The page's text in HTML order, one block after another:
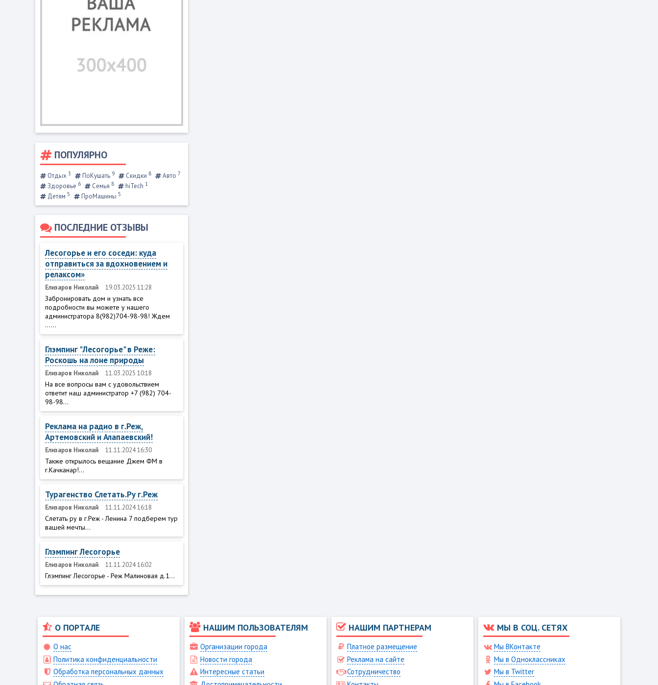
ПОПУЛЯРНО
Отдых 3 ПоКушать 9 Скидки 8 Авто 7
Здоровье 6 Семья 8 hiTech 1
Детям 5 ПроМашины 5
ПОСЛЕДНИЕ ОТЗЫВЫ
Лесогорье и его соседи: куда
отправиться за вдохновением и
релаксом»
Елизаров Николай 19.03.2025 11:28
Забронировать дом и узнать все
подробности вы можете у нашего
администратора 8(982)704-98-98! Ждем
......
Глэмпинг "Лесогорье" в Реже:
Роскошь на лоне природы
Елизаров Николай 11.03.2025 10:18
На все вопросы вам с удовольствием
ответит наш администратор +7 (982) 704-
98-98...
Реклама на радио в г.Реж,
Артемовский и Алапаевский!
Елизаров Николай 11.11.2024 16:30
Также открылось вещание Джем ФМ в
г.Качканар!...
Турагенство Слетать.Ру г.Реж
Елизаров Николай 11.11.2024 16:18
Слетать ру в г.Реж - Ленина 7 подберем тур
вашей мечты...
Глэмпинг Лесогорье
Елизаров Николай 11.11.2024 16:02
Глэмпинг Лесогорье - Реж Малиновая д.1...
О ПОРТАЛЕ
О нас
Политика конфиденциальности
Обработка персональных данных
НАШИМ ПОЛЬЗОВАТЕЛЯМ
Организации города
Новости города
Интересные статьи
НАШИМ ПАРТНЕРАМ
Платное размещение
Реклама на сайте
Сотрудничество
МЫ В СОЦ. СЕТЯХ
Мы ВКонтакте
Мы в Одноклассниках
Мы в Twitter